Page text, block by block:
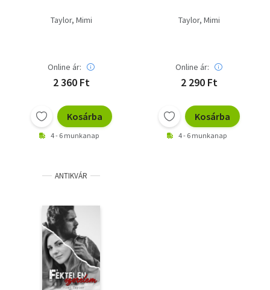
Természettudomány
Taylor, Mimi
Online ár:
2 360 Ft
Kosárba
4 - 6 munkanap
Taylor, Mimi
Online ár:
2 290 Ft
Kosárba
4 - 6 munkanap
ANTIKVÁR